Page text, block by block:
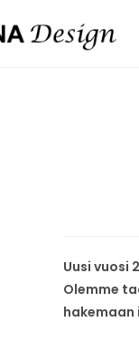
Uusi vuosi
Olemme
hakemaan